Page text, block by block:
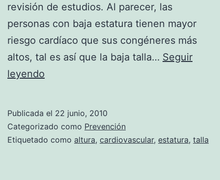
revisión de estudios. Al parecer, las
personas con baja estatura tienen mayor
riesgo cardíaco que sus congéneres más
altos, tal es así que la baja talla… Seguir
leyendo
baja
estatura
Publicada el 22 junio, 2010
Categorizado como Prevención
Etiquetado como altura, cardiovascular, estatura, talla